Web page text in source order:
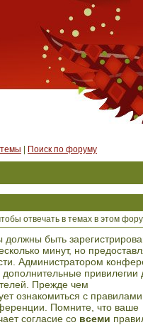
Поиск по форуму
отвечать в темах в этом
быть
минут, но
Администратором
дополнительные привилегии
Прежде чем
ознакомиться с
Помните, что ваше
согласие со всеми